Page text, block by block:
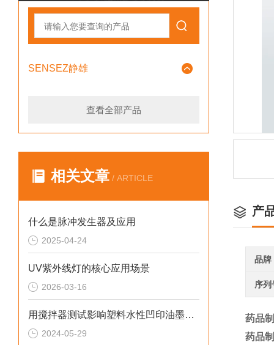
SENSEZ静雄
查看全部产品
相关文章 / ARTICLE
什么是脉冲发生器及应用
2025-04-24
UV紫外线灯的核心应用场景
2026-03-16
用搅拌器测试影响塑料水性凹印油墨干燥性的因素
2024-05-29
产
品牌
序列
药品
药品